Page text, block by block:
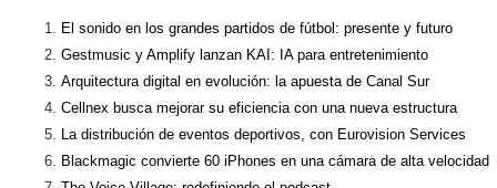
El sonido en los grandes partidos de fútbol: presente y futuro
Gestmusic y Amplify lanzan KAI: IA para entretenimiento
Arquitectura digital en evolución: la apuesta de Canal Sur
Cellnex busca mejorar su eficiencia con una nueva estructura
La distribución de eventos deportivos, con Eurovision Services
Blackmagic convierte 60 iPhones en una cámara de alta velocidad